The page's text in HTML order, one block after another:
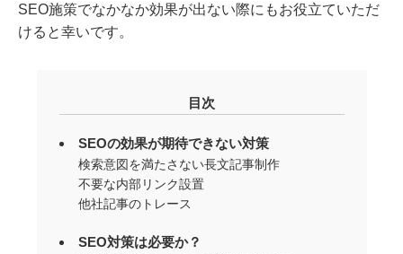
SEO施策でなかなか効果が出ない際にもお役立ていただ
けると幸いです。
目次
SEOの効果が期待できない対策
検索意図を満たさない長文記事制作
不要な内部リンク設置
他社記事のトレース
SEO対策は必要か？